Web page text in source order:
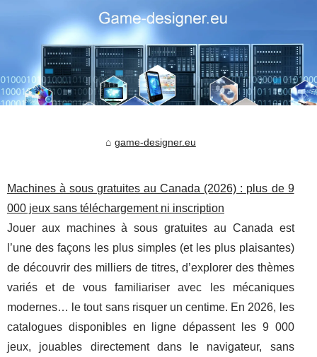
game-designer.eu
Machines à sous gratuites au Canada (2026) : plus de 9
000 jeux sans téléchargement ni inscription
Jouer aux machines à sous gratuites au Canada est
l’une des façons les plus simples (et les plus plaisantes)
de découvrir des milliers de titres, d’explorer des thèmes
variés et de vous familiariser avec les mécaniques
modernes… le tout sans risquer un centime. En 2026, les
catalogues disponibles en ligne dépassent les 9 000
jeux, jouables directement dans le navigateur, sans